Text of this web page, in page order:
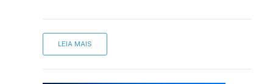
LEIA MAIS